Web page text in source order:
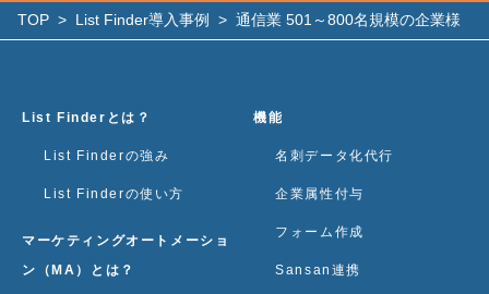
TOP > List Finder導入事例 > 通信業 501～800名規模の企業様
List Finderとは？
List Finderの強み
List Finderの使い方
マーケティングオートメーショ
ン（MA）とは？
機能
名刺データ化代行
企業属性付与
フォーム作成
Sansan連携